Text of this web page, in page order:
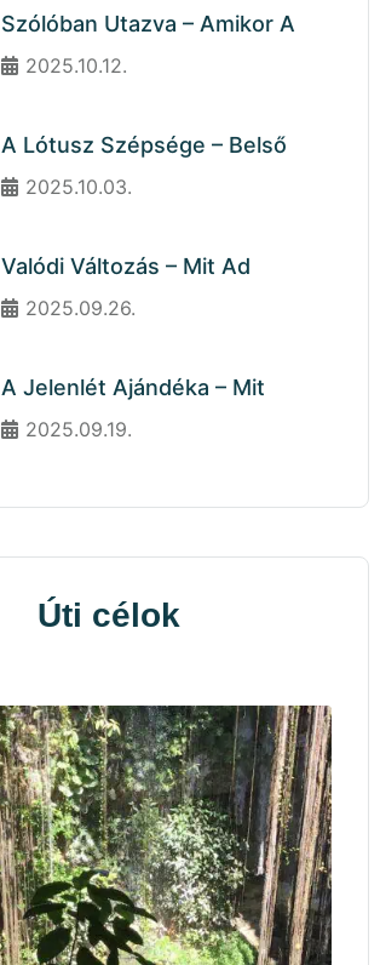
Szólóban Utazva – Amikor A
2025.10.12.
A Lótusz Szépsége – Belső
2025.10.03.
Valódi Változás – Mit Ad
2025.09.26.
A Jelenlét Ajándéka – Mit
2025.09.19.
Úti célok